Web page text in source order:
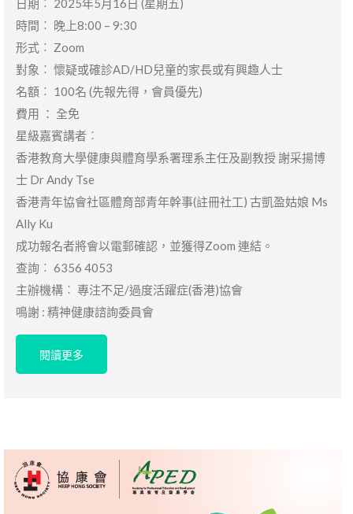
日期︰ 2025年5月16日 (星期五)
時間︰ 晚上8:00 – 9:30
形式︰ Zoom
對象︰ 懷疑或確診AD/HD兒童的家長或有興趣人士
名額︰ 100名 (先報先得，會員優先)
費用 ： 全免
星級嘉賓講者︰
香港教育大學健康與體育學系署理系主任及副教授 謝采揚博
士 Dr Andy Tse
香港青年協會社區體育部青年幹事(註冊社工) 古凱盈姑娘 Ms
Ally Ku
成功報名者將會以電郵確認，並獲得Zoom 連結。
查詢︰ 6356 4053
主辦機構︰ 專注不足/過度活躍症(香港)協會
鳴謝 : 精神健康諮詢委員會
閱讀更多